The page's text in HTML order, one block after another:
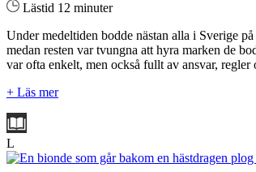
Lästid 12 minuter
Under medeltiden bodde nästan alla i Sverige
medan resten var tvungna att hyra marken de
var ofta enkelt, men också fullt av ansvar, regler
+ Läs mer
L